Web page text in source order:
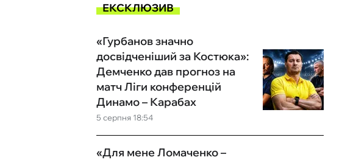
ЕКСКЛЮЗИВ
5 серпня 18:54
«Гурбанов значно
досвідченіший за Костюка»:
Демченко дав прогноз на
матч Ліги конференцій
Динамо – Карабах
«Для мене Ломаченко –